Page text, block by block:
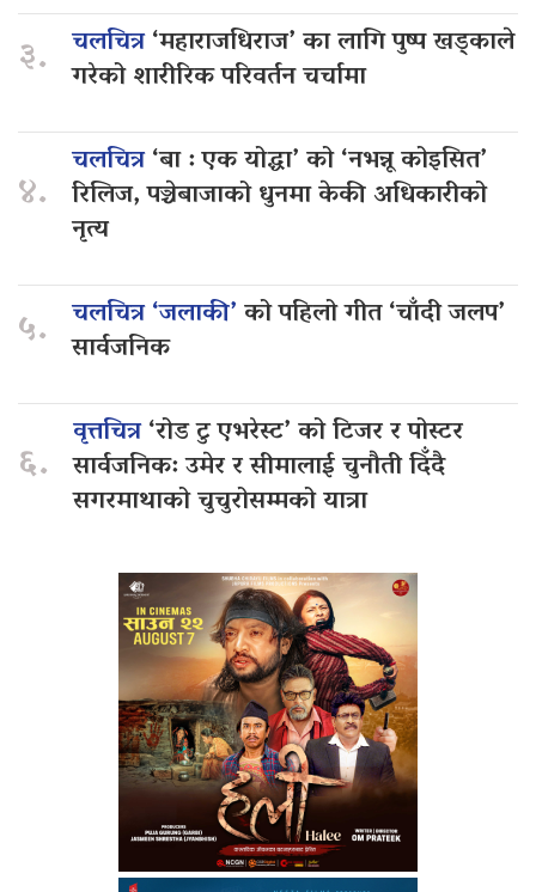
३. चलचित्र‘महाराजधिराज’ का लागि पुष्प खड्काले
गरेको शारीरिक परिवर्तन चर्चामा
४.
चलचित्र‘बा : एक योद्धा’ को ‘नभन्नू कोइसित’
रिलिज, पञ्चेबाजाको धुनमा केकी अधिकारीको
नृत्य
५. चलचित्र ‘जलाकी’को पहिलो गीत ‘चाँदी जलप’
सार्वजनिक
६.
वृत्तचित्र‘रोड टु एभरेस्ट’ को टिजर र पोस्टर
सार्वजनिक: उमेर र सीमालाई चुनौती दिँदै
सगरमाथाको चुचुरोसम्मको यात्रा